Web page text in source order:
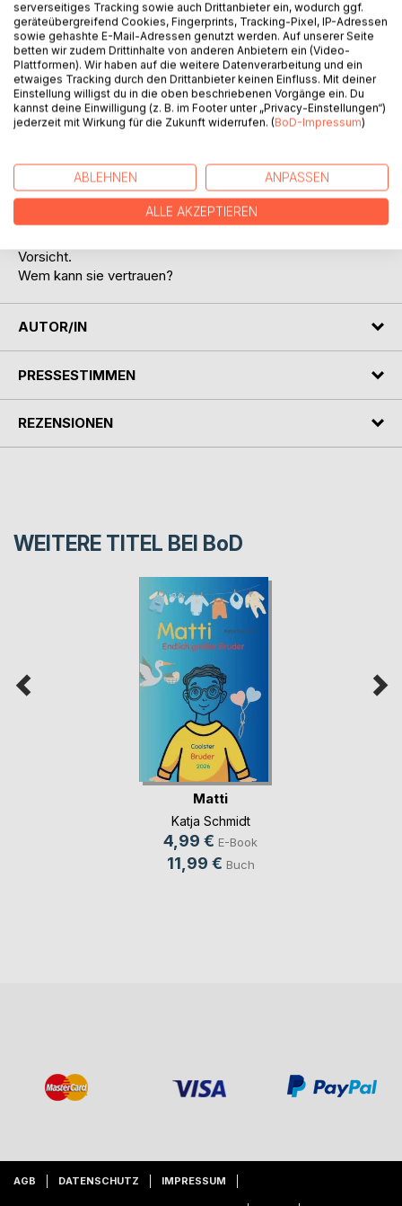
BESCHREIBUNG
Annas Traum von einer eigenen kleinen Familie rückt in
weite Ferne. Unvermutet tritt ein Mann in ihr Leben. Die
Begegnung verändert alles. Sie glaubt, die Liebe ihres
Lebens gefunden zu haben. Doch schon bald bröckelt die
Vorsicht.
Wem kann sie vertrauen?
AUTOR/IN
PRESSESTIMMEN
REZENSIONEN
WEITERE TITEL BEI BoD
Matti
Katja Schmidt
4,99 € E-Book
11,99 € Buch
AGB DATENSCHUTZ IMPRESSUM
serverseitiges Tracking sowie auch Drittanbieter ein, wodurch ggf.
geräteübergreifend Cookies, Fingerprints, Tracking-Pixel, IP-Adressen
sowie gehashte E-Mail-Adressen genutzt werden. Auf unserer Seite
betten wir zudem Drittinhalte von anderen Anbietern ein (Video-
Plattformen). Wir haben auf die weitere Datenverarbeitung und ein
etwaiges Tracking durch den Drittanbieter keinen Einfluss. Mit deiner
Einstellung willigst du in die oben beschriebenen Vorgänge ein. Du
kannst deine Einwilligung (z. B. im Footer unter „Privacy-Einstellungen“)
jederzeit mit Wirkung für die Zukunft widerrufen. (BoD-Impressum)
ABLEHNEN ANPASSEN
ALLE AKZEPTIEREN